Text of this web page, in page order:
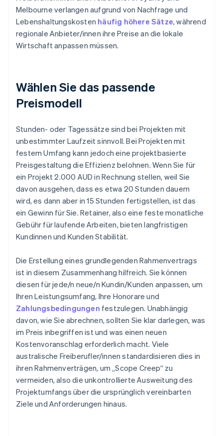
Melbourne verlangen aufgrund von Nachfrage und
Lebenshaltungskosten häufig höhere Sätze, während
regionale Anbieter/innen ihre Preise an die lokale
Wirtschaft anpassen müssen.
Wählen Sie das passende
Preismodell
Stunden- oder Tagessätze sind bei Projekten mit
unbestimmter Laufzeit sinnvoll. Bei Projekten mit
festem Umfang kann jedoch eine projektbasierte
Preisgestaltung die Effizienz belohnen. Wenn Sie für
ein Projekt 2.000 AUD in Rechnung stellen, weil Sie
davon ausgehen, dass es etwa 20 Stunden dauern
wird, es dann aber in 15 Stunden fertigstellen, ist das
ein Gewinn für Sie. Retainer, also eine feste monatliche
Gebühr für laufende Arbeiten, bieten langfristigen
Kundinnen und Kunden Stabilität.
Die Erstellung eines grundlegenden Rahmenvertrags
ist in diesem Zusammenhang hilfreich. Sie können
diesen für jede/n neue/n Kundin/Kunden anpassen, um
Ihren Leistungsumfang, Ihre Honorare und
Zahlungsbedingungen festzulegen. Unabhängig
davon, wie Sie abrechnen, sollten Sie klar darlegen, was
im Preis inbegriffen ist und was einen neuen
Kostenvoranschlag erforderlich macht. Viele
australische Freiberufler/innen standardisieren dies in
ihren Rahmenverträgen, um „Scope Creep“ zu
vermeiden, also die unkontrollierte Ausweitung des
Projektumfangs über die ursprünglich vereinbarten
Ziele und Anforderungen hinaus.